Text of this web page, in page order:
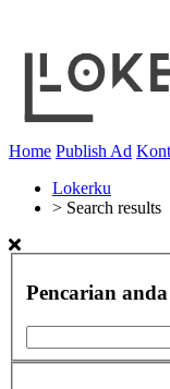
Home Publish Ad
Lokerku
> Search results
Pencarian anda